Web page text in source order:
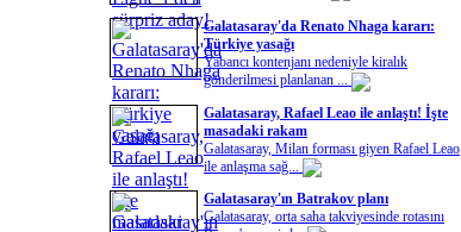
Galatasaray'da Renato Nhaga kararı:
Türkiye yasağı
Yabancı kontenjanı nedeniyle kiralık
gönderilmesi planlanan ...
Galatasaray, Rafael Leao ile anlaştı! İşte
masadaki rakam
Galatasaray, Milan forması giyen Rafael Leao
ile anlaşma sağ...
Galatasaray'ın Batrakov planı
Galatasaray, orta saha takviyesinde rotasını